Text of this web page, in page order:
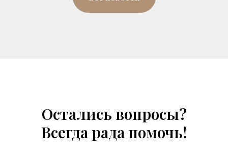
Остались вопросы?
Всегда рада помочь!